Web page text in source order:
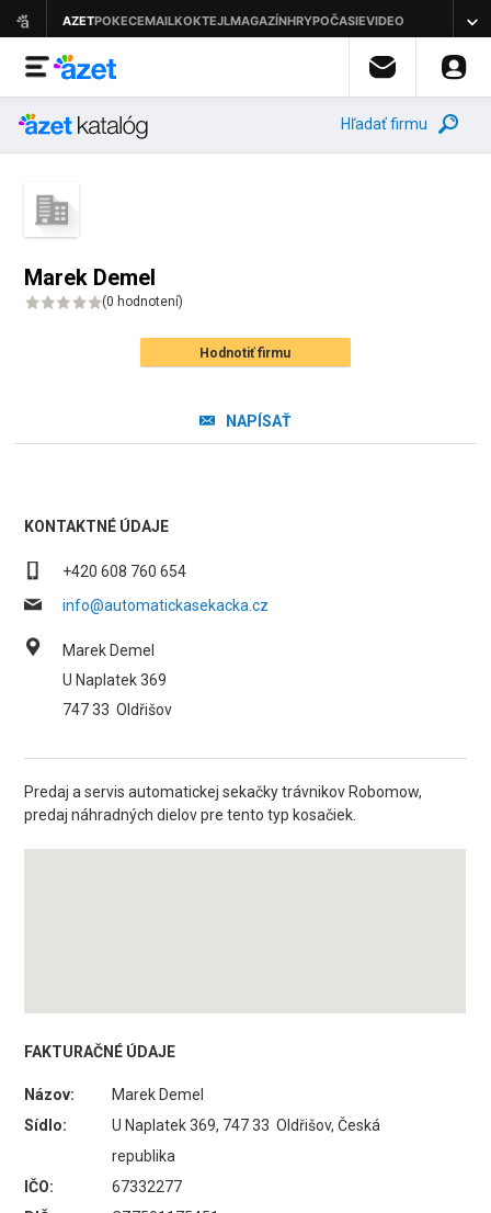
Hľadať firmu
Marek Demel
(0 hodnotení)
Hodnotiť firmu
NAPÍSAŤ
KONTAKTNÉ ÚDAJE
+420 608 760 654
info@automatickasekacka.cz
Marek Demel
U Naplatek 369
747 33 Oldřišov
Predaj a servis automatickej sekačky trávnikov Robomow,
predaj náhradných dielov pre tento typ kosačiek.
FAKTURAČNÉ ÚDAJE
Názov:
Marek Demel
Sídlo:
U Naplatek 369, 747 33 Oldřišov, Česká
republika
IČO:
67332277